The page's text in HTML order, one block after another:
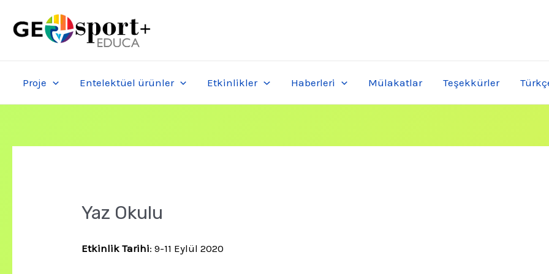
Proje Entelektüel ürünler Etkinlikler Haberleri Mülakatlar Teşekkürler
Yaz Okulu
Etkinlik Tarihi: 9-11 Eylül 2020